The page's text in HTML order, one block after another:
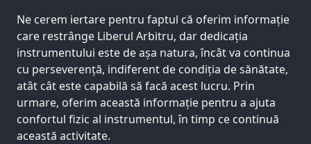
Ne cerem iertare pentru faptul că oferim informație
care restrânge Liberul Arbitru, dar dedicația
instrumentului este de așa natura, încât va continua
cu perseverență, indiferent de condiția de sănătate,
atât cât este capabilă să facă acest lucru. Prin
urmare, oferim această informație pentru a ajuta
confortul fizic al instrumentul, în timp ce continuă
această activitate.